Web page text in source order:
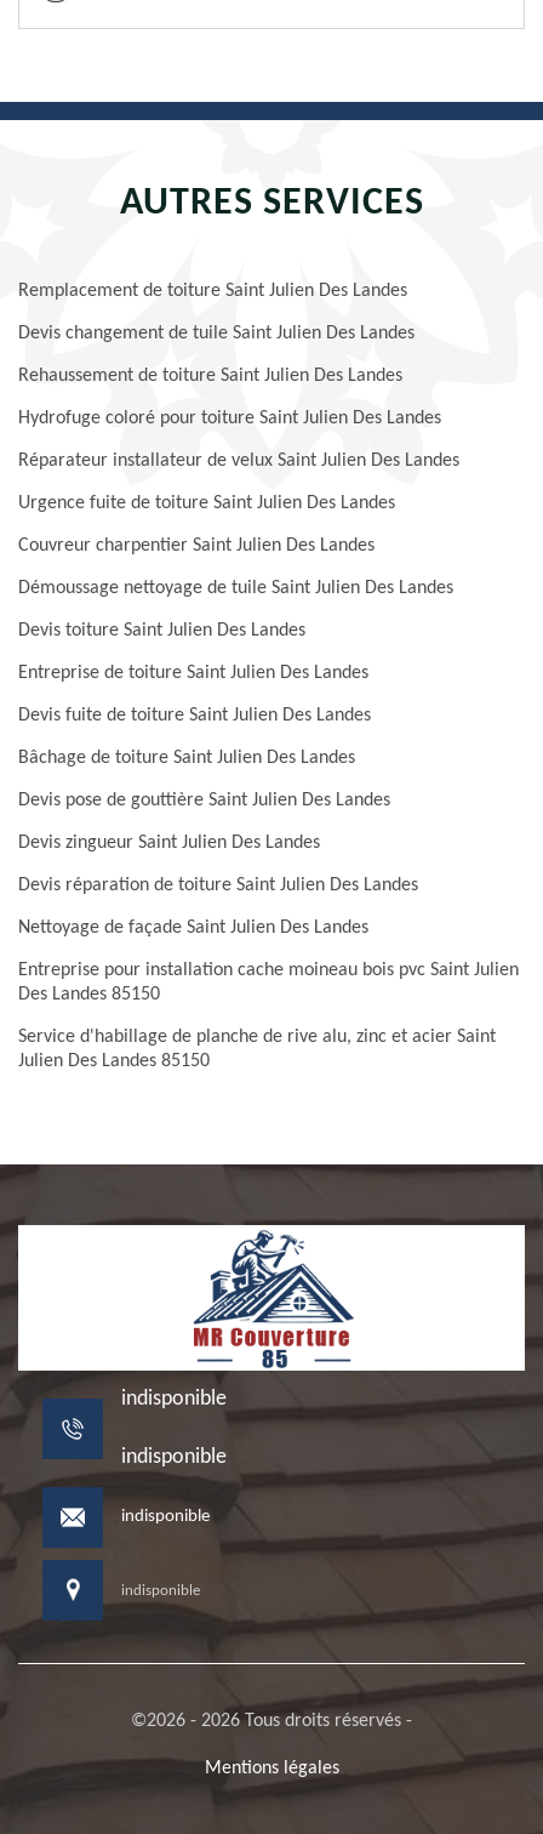
AUTRES SERVICES
Remplacement de toiture Saint Julien Des Landes
Devis changement de tuile Saint Julien Des Landes
Rehaussement de toiture Saint Julien Des Landes
Hydrofuge coloré pour toiture Saint Julien Des Landes
Réparateur installateur de velux Saint Julien Des Landes
Urgence fuite de toiture Saint Julien Des Landes
Couvreur charpentier Saint Julien Des Landes
Démoussage nettoyage de tuile Saint Julien Des Landes
Devis toiture Saint Julien Des Landes
Entreprise de toiture Saint Julien Des Landes
Devis fuite de toiture Saint Julien Des Landes
Bâchage de toiture Saint Julien Des Landes
Devis pose de gouttière Saint Julien Des Landes
Devis zingueur Saint Julien Des Landes
Devis réparation de toiture Saint Julien Des Landes
Nettoyage de façade Saint Julien Des Landes
Entreprise pour installation cache moineau bois pvc Saint Julien
Des Landes 85150
Service d'habillage de planche de rive alu, zinc et acier Saint
Julien Des Landes 85150
indisponible
indisponible
indisponible
indisponible
©2026 - 2026 Tous droits réservés -
Mentions légales